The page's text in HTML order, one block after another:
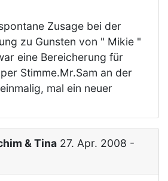
Zusage bei der
zu Gunsten von " Mikie "
eine Bereicherung für
Stimme.Mr.Sam an der
mal ein neuer
& Tina 27. Apr. 2008 -